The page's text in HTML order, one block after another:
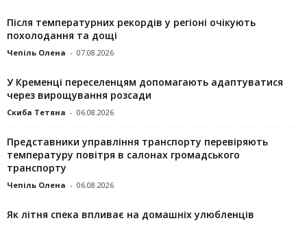
Після температурних рекордів у регіоні очікують
похолодання та дощі
Чепіль Олена - 07.08.2026
У Кременці переселенцям допомагають адаптуватися
через вирощування розсади
Скиба Тетяна - 06.08.2026
Представники управління транспорту перевіряють
температуру повітря в салонах громадського
транспорту
Чепіль Олена - 06.08.2026
Як літня спека впливає на домашніх улюбленців